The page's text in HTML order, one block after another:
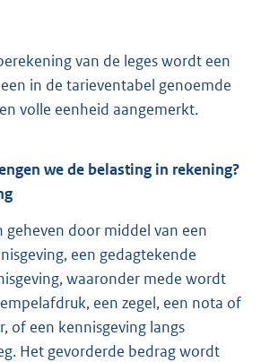
van de leges wordt een
in de tarieventabel genoemde
volle eenheid aangemerkt.
we de belasting in rekening?
geheven door middel van een
een gedagtekende
waaronder mede wordt
een zegel, een nota of
of een kennisgeving langs
Het gevorderde bedrag wordt